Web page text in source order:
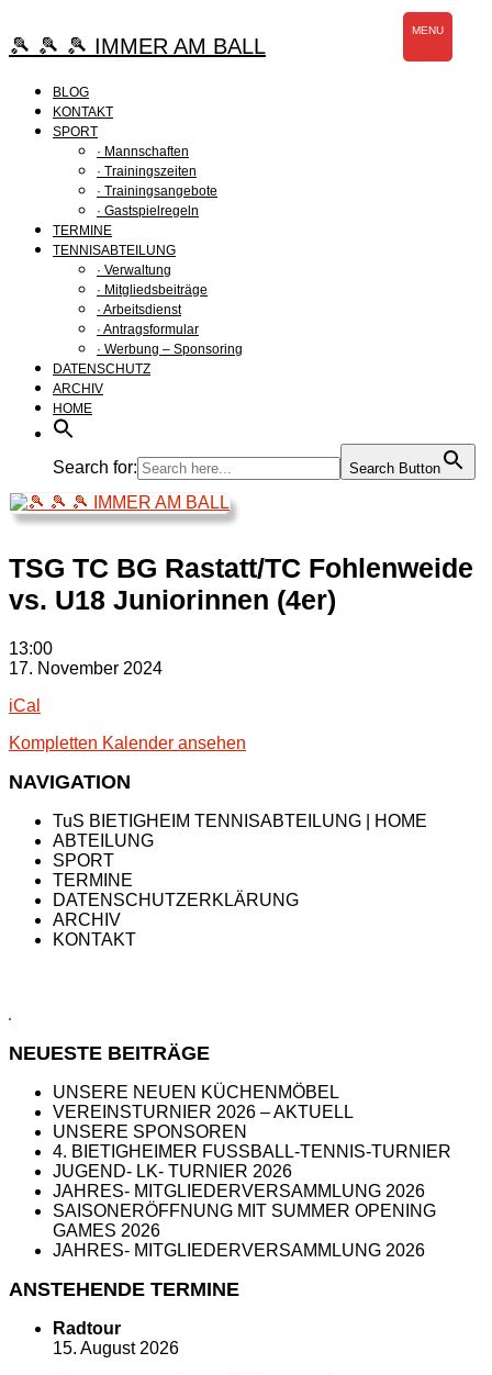
Inhalt
springen
🎾 🎾 🎾 IMMER AM BALL
BLOG
KONTAKT
SPORT
· Mannschaften
· Trainingszeiten
· Trainingsangebote
· Gastspielregeln
TERMINE
TENNISABTEILUNG
· Verwaltung
· Mitgliedsbeiträge
· Arbeitsdienst
· Antragsformular
· Werbung – Sponsoring
DATENSCHUTZ
ARCHIV
HOME
Search for: Search Button
TSG TC BG Rastatt/TC Fohlenweide
vs. U18 Juniorinnen (4er)
TSG
TC
Rastatt/TC
vs.
Juniorinnen
13:00
17. November 2024
iCal
Kompletten Kalender ansehen
NAVIGATION
TuS BIETIGHEIM TENNISABTEILUNG | HOME
ABTEILUNG
SPORT
TERMINE
DATENSCHUTZERKLÄRUNG
ARCHIV
KONTAKT
NEUESTE BEITRÄGE
UNSERE NEUEN KÜCHENMÖBEL
VEREINSTURNIER 2026 – AKTUELL
UNSERE SPONSOREN
4. BIETIGHEIMER FUSSBALL-TENNIS-TURNIER
JUGEND- LK- TURNIER 2026
JAHRES- MITGLIEDERVERSAMMLUNG 2026
SAISONERÖFFNUNG MIT SUMMER OPENING
GAMES 2026
JAHRES- MITGLIEDERVERSAMMLUNG 2026
ANSTEHENDE TERMINE
Radtour
15. August 2026
MENU